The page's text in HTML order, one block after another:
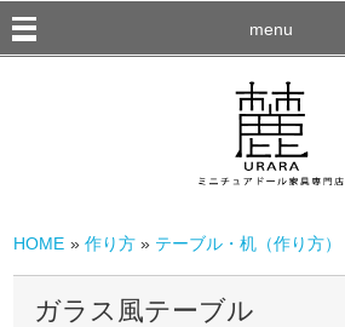
menu
HOME »作り方 » テーブル・机（作り方）
ガラス風テーブル